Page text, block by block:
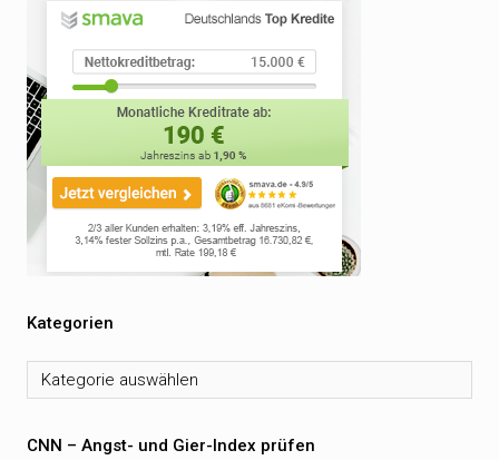
Kategorien
Kategorien
CNN – Angst- und Gier-Index prüfen